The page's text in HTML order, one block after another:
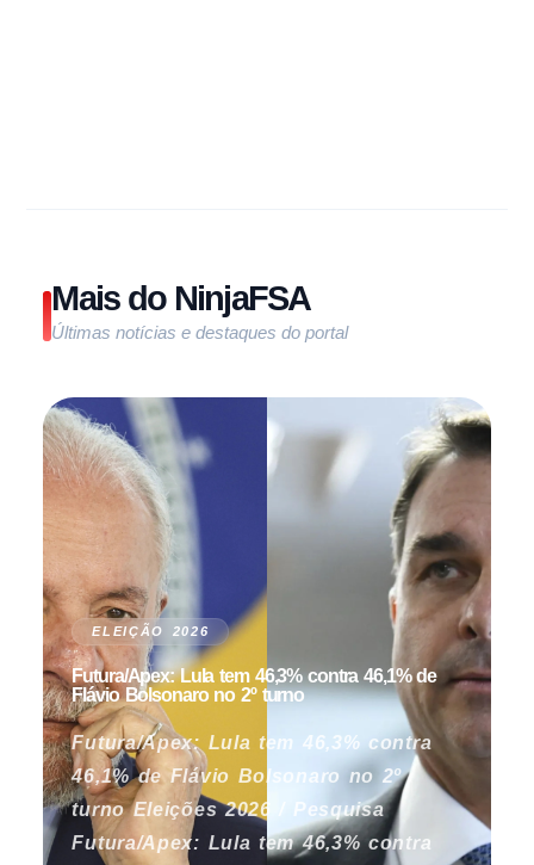
Mais do NinjaFSA
Últimas notícias e destaques do portal
ELEIÇÃO 2026
Futura/Apex: Lula tem 46,3% contra 46,1% de
Flávio Bolsonaro no 2º turno
Futura/Apex: Lula tem 46,3% contra
46,1% de Flávio Bolsonaro no 2º
turno Eleições 2026 / Pesquisa
Futura/Apex: Lula tem 46,3% contra